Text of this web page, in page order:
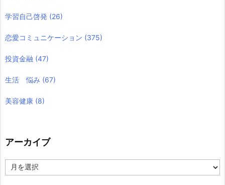
学習自己啓発 (26)
恋愛コミュニケーション (375)
投資金融 (47)
生活 悩み (67)
美容健康 (8)
アーカイブ
ー